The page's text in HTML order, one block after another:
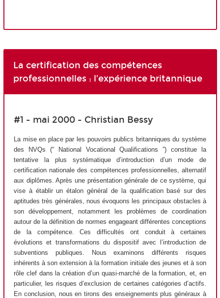
La certification des compétences
professionnelles : l’expérience britannique
#1 - mai 2000 - Christian Bessy
La mise en place par les pouvoirs publics britanniques du système
des NVQs (“ National Vocational Qualifications ”) constitue la
tentative la plus systématique d’introduction d’un mode de
certification nationale des compétences professionnelles, alternatif
aux diplômes. Après une présentation générale de ce système, qui
vise à établir un étalon général de la qualification basé sur des
aptitudes très générales, nous évoquons les principaux obstacles à
son développement, notamment les problèmes de coordination
autour de la définition de normes engageant différentes conceptions
de la compétence. Ces difficultés ont conduit à certaines
évolutions et transformations du dispositif avec l’introduction de
subventions publiques. Nous examinons différents risques
inhérents à son extension à la formation initiale des jeunes et à son
rôle clef dans la création d’un quasi-marché de la formation, et, en
particulier, les risques d’exclusion de certaines catégories d’actifs.
En conclusion, nous en tirons des enseignements plus généraux à